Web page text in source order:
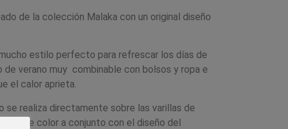
de la colección Malaka con un original diseño
estilo perfecto para refrescar los días de
de verano muy combinable con bolsos y ropa e
el calor aprieta.
se realiza directamente sobre las varillas de
son de color a conjunto con el diseño del